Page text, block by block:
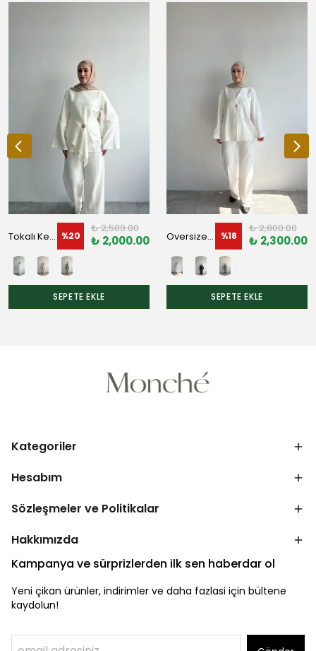
Tokalı Keten Takım %20
₺ 2,500.00
₺ 2,000.00
SEPETE EKLE
Oversize Cepli Takım %18
₺ 2,800.00
₺ 2,300.00
SEPETE EKLE
Kategoriler
Hesabım
Sözleşmeler ve Politikalar
Hakkımızda
Kampanya ve sürprizlerden ilk sen haberdar ol
Yeni çikan ürünler, indirimler ve daha fazlasi için bültene
kaydolun!